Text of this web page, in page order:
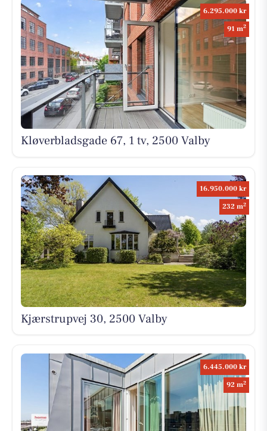
6.295.000 kr
91 m2
Kløverbladsgade 67, 1 tv, 2500 Valby
16.950.000 kr
232 m2
Kjærstrupvej 30, 2500 Valby
6.445.000 kr
92 m2